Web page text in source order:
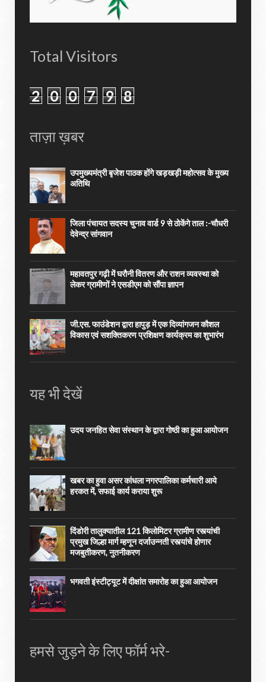
Total Visitors
2 0 0 7 9 8
ताज़ा ख़बर
उपमुख्यमंत्री बृजेश पाठक होंगे खड़खड़ी महोत्सव के मुख्य
अतिथि
जिला पंचायत सदस्य चुनाव वार्ड 9 से ठोकेंगे ताल :-चौधरी
देवेन्द्र सांगवान
महावतपुर गढ़ी में घरौनी वितरण और राशन व्यवस्था को
लेकर ग्रामीणों ने एसडीएम को सौंपा ज्ञापन
जी.एस. फाउंडेशन द्वारा हापुड़ में एक दिव्यांगजन कौशल
विकास एवं सशक्तिकरण प्रशिक्षण कार्यक्रम का शुभारंभ
यह भी देखें
उदय जनहित सेवा संस्थान के द्वारा गोष्ठी का हुआ आयोजन
खबर का हुवा असर कांधला नगरपालिका कर्मचारी आये
हरकत में, सफाई कार्य कराया शुरू
दिंडोरी तालुक्यातील 121 किलोमिटर ग्रामीण रस्त्यांची
प्रमुख जिल्हा मार्ग म्हणून दर्जाउन्नती रस्त्यांचे होणार
मजबुतीकरण, नुतनीकरण
भगवती इंस्टीट्यूट में दीक्षांत समारोह का हुआ आयोजन
हमसे जुड़ने के लिए फॉर्म भरे-